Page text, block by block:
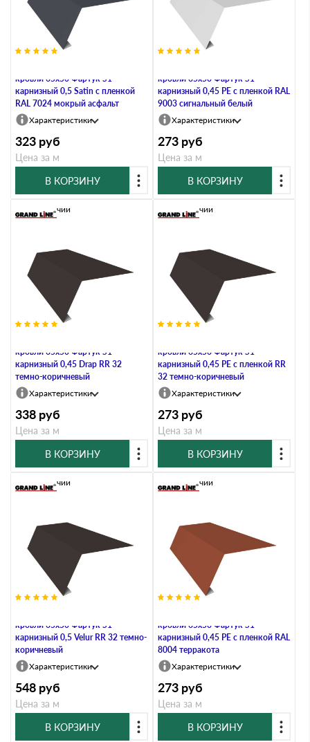
кровли 65х50 Фартук S1
карнизный 0,5 Satin с пленкой
RAL 7024 мокрый асфальт
Характеристики
323 руб
Цена за м
В КОРЗИНУ
кровли 65х50 Фартук S1
карнизный 0,45 PE с пленкой RAL
9003 сигнальный белый
Характеристики
273 руб
Цена за м
В КОРЗИНУ
кровли 65х50 Фартук S1
карнизный 0,45 Drap RR 32
темно-коричневый
В наличии
Характеристики
338 руб
Цена за м
В КОРЗИНУ
кровли 65х50 Фартук S1
карнизный 0,45 PE с пленкой RR
32 темно-коричневый
В наличии
Характеристики
273 руб
Цена за м
В КОРЗИНУ
кровли 65х50 Фартук S1
карнизный 0,5 Velur RR 32 темно-
коричневый
В наличии
Характеристики
548 руб
Цена за м
В КОРЗИНУ
кровли 65х50 Фартук S1
карнизный 0,45 PE с пленкой RAL
8004 терракота
В наличии
Характеристики
273 руб
Цена за м
В КОРЗИНУ